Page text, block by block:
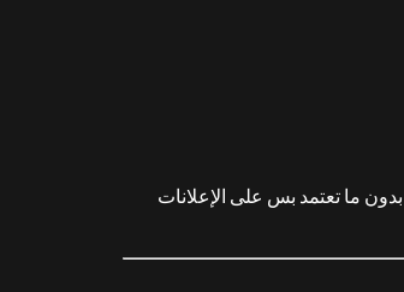
ما تعتمد بس على الإعلانات